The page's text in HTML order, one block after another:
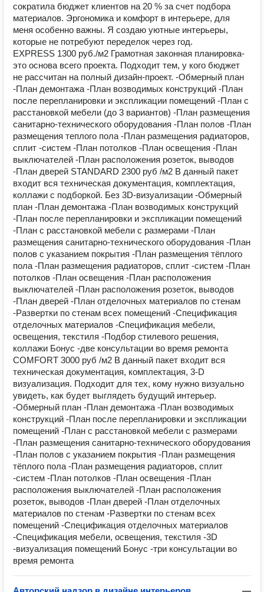
сократила бюджет клиентов на 20 % за счет подбора
материалов. Эргономика и комфорт в интерьере, для
меня особенно важны. Я создаю уютные интерьеры,
которые не потребуют переделок через год.
EXPRESS 1300 руб./м2 Грамотная законная планировка-
это основа всего проекта. Подходит тем, у кого бюджет
не рассчитан на полный дизайн-проект. -Обмерный план
-План демонтажа -План возводимых конструкций -План
после перепланировки и экспликации помещений -План с
расстановкой мебели (до 3 вариантов) -План размещения
санитарно-технического оборудования -План полов -План
размещения теплого пола -План размещения радиаторов,
сплит -систем -План потолков -План освещения -План
выключателей -План расположения розеток, выводов
-План дверей STANDARD 2300 руб /м2 В данный пакет
входит вся техническая документация, комплектация,
коллажи с подборкой. Без 3D-визуализации -Обмерный
план -План демонтажа -План возводимых конструкций
-План после перепланировки и экспликации помещений
-План с расстановкой мебели с размерами -План
размещения санитарно-технического оборудования -План
полов с указанием покрытия -План размещения тёплого
пола -План размещения радиаторов, сплит -систем -План
потолков -План освещения -План расположения
выключателей -План расположения розеток, выводов
-План дверей -План отделочных материалов по стенам
-Развертки по стенам всех помещений -Спецификация
отделочных материалов -Спецификация мебели,
освещения, текстиля -Подбор стилевого решения,
коллажи Бонус -две консультации во время ремонта
COMFORT 3000 руб /м2 В данный пакет входит вся
техническая документация, комплектация, 3-D
визуализация. Подходит для тех, кому нужно визуально
увидеть, как будет выглядеть будущий интерьер.
-Обмерный план -План демонтажа -План возводимых
конструкций -План после перепланировки и экспликации
помещений -План с расстановкой мебели с размерами
-План размещения санитарно-технического оборудования
-План полов с указанием покрытия -План размещения
тёплого пола -План размещения радиаторов, сплит
-систем -План потолков -План освещения -План
расположения выключателей -План расположения
розеток, выводов -План дверей -План отделочных
материалов по стенам -Развертки по стенам всех
помещений -Спецификация отделочных материалов
-Спецификация мебели, освещения, текстиля -3D
-визуализация помещений Бонус -три консультации во
время ремонта